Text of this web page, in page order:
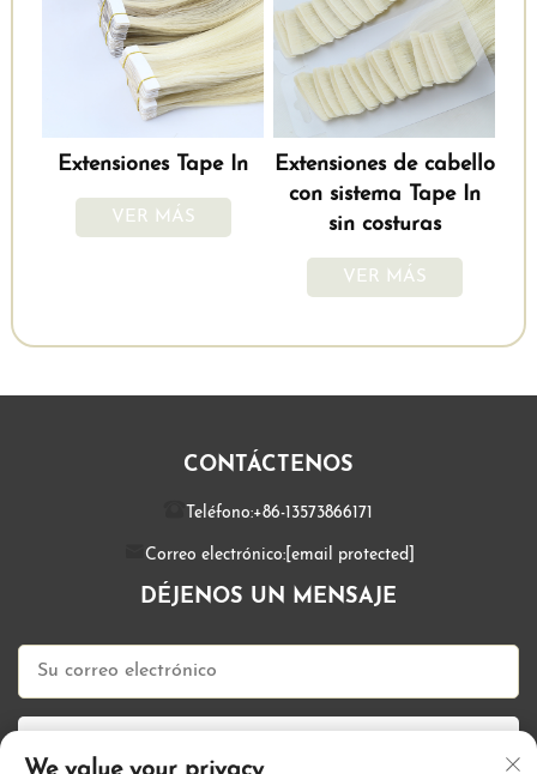
Extensiones Tape In
VER MÁS
Extensiones de cabello
con sistema Tape In
sin costuras
VER MÁS
CONTÁCTENOS
Teléfono:+86-13573866171
Correo electrónico:[email protected]
DÉJENOS UN MENSAJE